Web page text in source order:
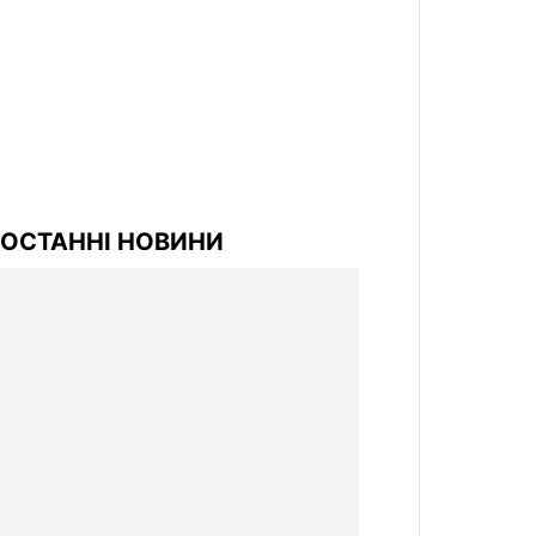
ОСТАННІ НОВИНИ